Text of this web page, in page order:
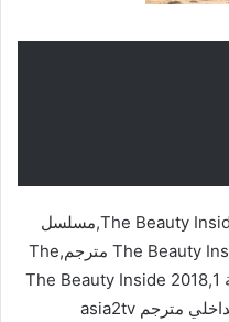
مسلسل الجمال الداخلي,The Beauty Inside 2018,مسلسل
الجمال الداخلي الحلقة 1,The Beauty Inside 2018 مترجم,The
Beauty Inside 2018 مترجم الحلقة 1,The Beauty Inside 2018